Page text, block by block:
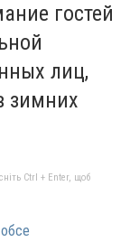
гостей
лиц,
зимних
Ctrl + Enter, щоб